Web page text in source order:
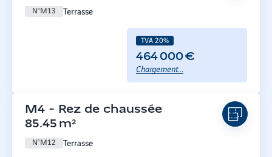
N°M13 Terrasse
TVA 20%
464 000 €
Chargement...
M4 - Rez de chaussée
85.45 m²
N°M12 Terrasse